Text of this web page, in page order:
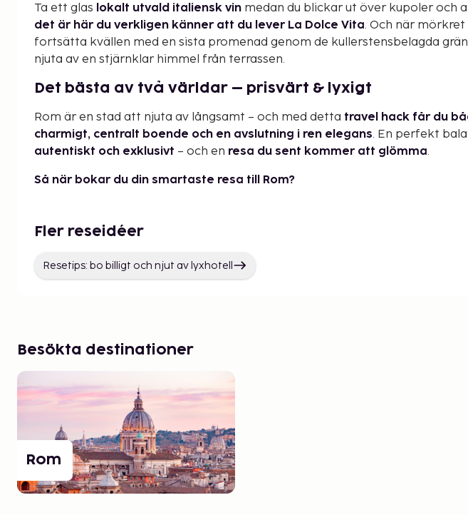
Ta ett glas lokalt utvald italiensk vin medan du blickar ut över kupoler och
det är här du verkligen känner att du lever La Dolce Vita. Och när
fortsätta kvällen med en sista promenad genom de kullerstensbelagda
njuta av en stjärnklar himmel från terrassen.
Det bästa av två världar – prisvärt & lyxigt
Rom är en stad att njuta av långsamt – och med detta travel hack får du
charmigt, centralt boende och en avslutning i ren elegans. En perfekt
autentiskt och exklusivt – och en resa du sent kommer att glömma.
Så när bokar du din smartaste resa till Rom?
Fler reseidéer
Resetips: bo billigt och njut av lyxhotell
Besökta destinationer
Rom